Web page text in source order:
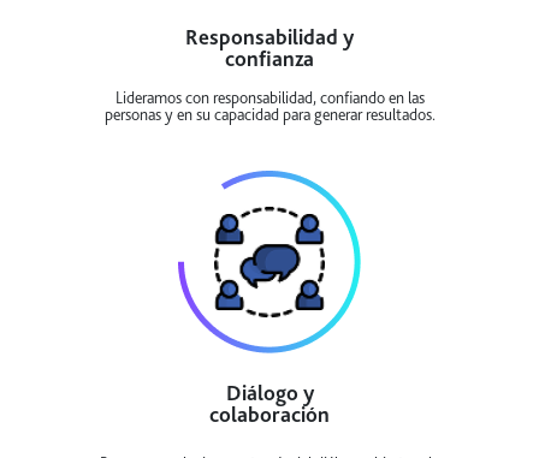
Responsabilidad y
confianza
Lideramos con responsabilidad, confiando en las
personas y en su capacidad para generar resultados.
Diálogo y
colaboración